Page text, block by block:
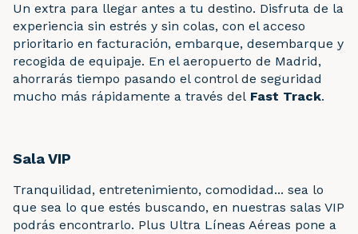
Un extra para llegar antes a tu destino. Disfruta de la
experiencia sin estrés y sin colas, con el acceso
prioritario en facturación, embarque, desembarque y
recogida de equipaje. En el aeropuerto de Madrid,
ahorrarás tiempo pasando el control de seguridad
mucho más rápidamente a través del Fast Track.
Sala VIP
Tranquilidad, entretenimiento, comodidad... sea lo
que sea lo que estés buscando, en nuestras salas VIP
podrás encontrarlo. Plus Ultra Líneas Aéreas pone a